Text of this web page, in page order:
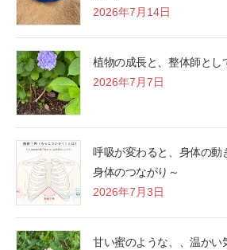
2026年7月14日
植物の成長と、整体師とし
2026年7月7日
呼吸が変わると、身体の動
身体のつながり～
2026年7月3日
甘い蜜のような、、温かい